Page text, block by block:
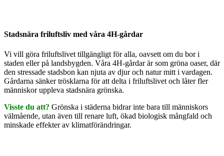
Stadsnära friluftsliv med våra 4H-gårdar
Vi vill göra friluftslivet tillgängligt för alla, oavsett om du bor i
staden eller på landsbygden. Våra 4H-gårdar är som gröna oaser, där
den stressade stadsbon kan njuta av djur och natur mitt i vardagen.
Gårdarna sänker trösklarna för att delta i friluftslivet och låter fler
människor uppleva stadsnära grönska.
Visste du att? Grönska i städerna bidrar inte bara till människors
välmående, utan även till renare luft, ökad biologisk mångfald och
minskade effekter av klimatförändringar.